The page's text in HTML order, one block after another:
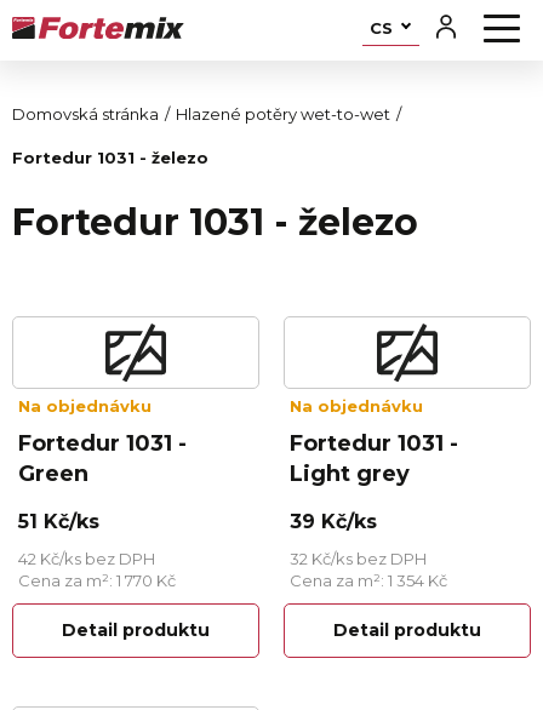
CS
Domovská stránka Hlazené potěry wet-to-wet
Fortedur 1031 - železo
Fortedur 1031 - železo
Na objednávku
Fortedur 1031 -
Green
51 Kč/ks
42 Kč/ks bez DPH
Cena za m²: 1 770 Kč
Detail produktu
Na objednávku
Fortedur 1031 -
Light grey
39 Kč/ks
32 Kč/ks bez DPH
Cena za m²: 1 354 Kč
Detail produktu